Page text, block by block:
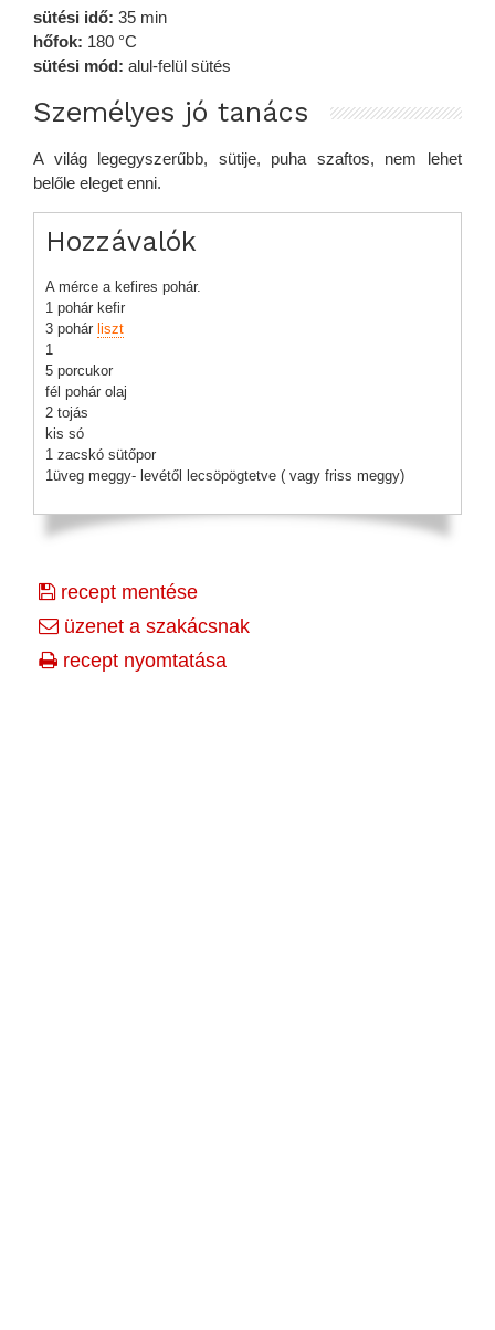
sütési idő: 35 min
hőfok: 180 °C
sütési mód: alul-felül sütés
Személyes jó tanács
A világ legegyszerűbb, sütije, puha szaftos, nem lehet
belőle eleget enni.
Hozzávalók
A mérce a kefires pohár.
1 pohár kefir
3 pohár liszt
1
5 porcukor
fél pohár olaj
2 tojás
kis só
1 zacskó sütőpor
1üveg meggy- levétől lecsöpögtetve ( vagy friss meggy)
recept mentése
üzenet a szakácsnak
recept nyomtatása